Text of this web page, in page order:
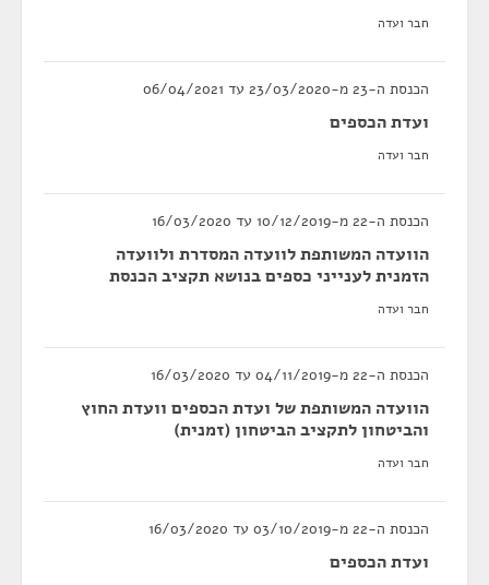
חבר ועדה
הכנסת ה-23 מ-23/03/2020 עד 06/04/2021
ועדת הכספים
חבר ועדה
הכנסת ה-22 מ-10/12/2019 עד 16/03/2020
הוועדה המשותפת לוועדה המסדרת ולוועדה
הזמנית לענייני כספים בנושא תקציב הכנסת
חבר ועדה
הכנסת ה-22 מ-04/11/2019 עד 16/03/2020
הוועדה המשותפת של ועדת הכספים וועדת החוץ
והביטחון לתקציב הביטחון (זמנית)
חבר ועדה
הכנסת ה-22 מ-03/10/2019 עד 16/03/2020
ועדת הכספים